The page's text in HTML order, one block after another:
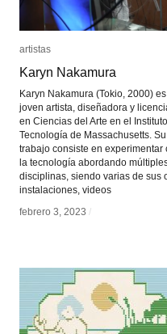
artistas
Karyn Nakamura
Karyn Nakamura (Tokio, 2000)
joven artista, diseñadora y
en Ciencias del Arte en el
Tecnología de Massachusetts. Su
trabajo consiste en experimentar
la tecnología abordando
disciplinas, siendo varias de sus
instalaciones, videos
febrero 3, 2023 /
artistas
Karyn Nakamura
febrero 3, 2023 /